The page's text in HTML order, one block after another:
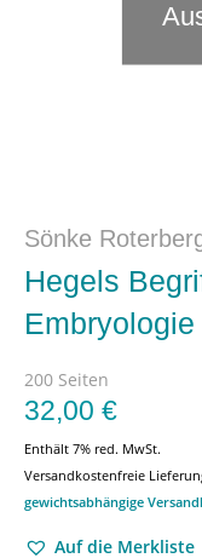
Sönke
Hegels
Embryologie
200 Seiten
32,00 €
Enthält 7% red. MwSt.
Versandkostenfreie
gewichtsabhängige
Auf die Merkliste